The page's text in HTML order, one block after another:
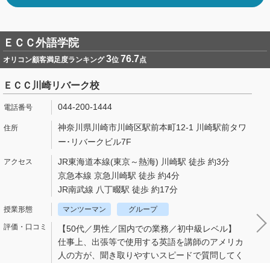
ＥＣＣ外語学院
オリコン顧客満足度ランキング3位 76.7点
ＥＣＣ川崎リバーク校
044-200-1444
神奈川県川崎市川崎区駅前本町12-1 川崎駅前タワ
ー･リバークビル7F
JR東海道本線(東京～熱海) 川崎駅 徒歩 約3分
京急本線 京急川崎駅 徒歩 約4分
JR南武線 八丁畷駅 徒歩 約17分
マンツーマン グループ
【50代／男性／国内での業務／初中級レベル】
仕事上、出張等で使用する英語を講師のアメリカ
人の方が、聞き取りやすいスピードで質問してく